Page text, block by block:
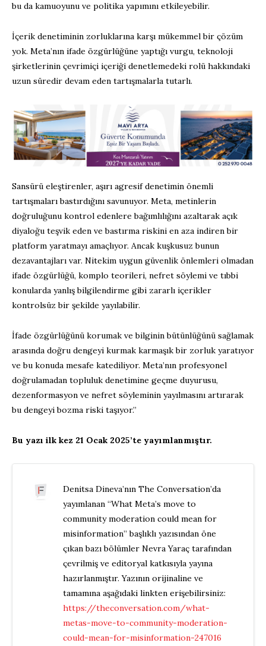
bu da kamuoyunu ve politika yapımını etkileyebilir.
İçerik denetiminin zorluklarına karşı mükemmel bir çözüm
yok. Meta’nın ifade özgürlüğüne yaptığı vurgu, teknoloji
şirketlerinin çevrimiçi içeriği denetlemedeki rolü hakkındaki
uzun süredir devam eden tartışmalarla tutarlı.
Sansürü eleştirenler, aşırı agresif denetimin önemli
tartışmaları bastırdığını savunuyor. Meta, metinlerin
doğruluğunu kontrol edenlere bağımlılığını azaltarak açık
diyaloğu teşvik eden ve bastırma riskini en aza indiren bir
platform yaratmayı amaçlıyor. Ancak kuşkusuz bunun
dezavantajları var. Nitekim uygun güvenlik önlemleri olmadan
ifade özgürlüğü, komplo teorileri, nefret söylemi ve tıbbi
konularda yanlış bilgilendirme gibi zararlı içerikler
kontrolsüz bir şekilde yayılabilir.
İfade özgürlüğünü korumak ve bilginin bütünlüğünü sağlamak
arasında doğru dengeyi kurmak karmaşık bir zorluk yaratıyor
ve bu konuda mesafe katediliyor. Meta’nın profesyonel
doğrulamadan topluluk denetimine geçme duyurusu,
dezenformasyon ve nefret söyleminin yayılmasını artırarak
bu dengeyi bozma riski taşıyor.”
Bu yazı ilk kez 21 Ocak 2025’te yayımlanmıştır.
Denitsa Dineva’nın The Conversation’da
yayımlanan “What Meta’s move to
community moderation could mean for
misinformation” başlıklı yazısından öne
çıkan bazı bölümler Nevra Yaraç tarafından
çevrilmiş ve editoryal katkısıyla yayına
hazırlanmıştır. Yazının orijinaline ve
tamamına aşağıdaki linkten erişebilirsiniz:
https://theconversation.com/what-
metas-move-to-community-moderation-
could-mean-for-misinformation-247016